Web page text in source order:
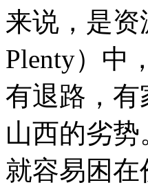
来说，是资
Plenty）中
有退路，
山西的劣
就容易困